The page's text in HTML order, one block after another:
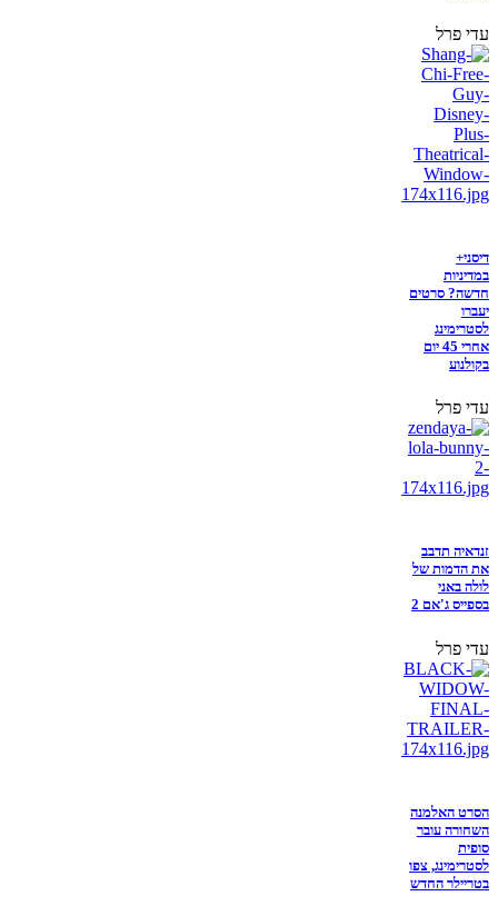
עדי פרל
דיסני+
במדיניות
חדשה? סרטים
יעברו
לסטרימינג
אחרי 45 יום
בקולנוע
עדי פרל
זנדאיה תדבב
את הדמות של
לולה באני
בספייס ג'אם 2
עדי פרל
הסרט האלמנה
השחורה עובר
סופית
לסטרימינג, צפו
בטריילר החדש